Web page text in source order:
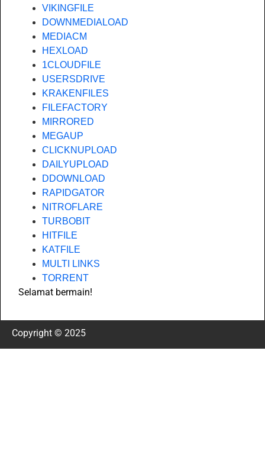
VIKINGFILE
DOWNMEDIALOAD
MEDIACM
HEXLOAD
1CLOUDFILE
USERSDRIVE
KRAKENFILES
FILEFACTORY
MIRRORED
MEGAUP
CLICKNUPLOAD
DAILYUPLOAD
DDOWNLOAD
RAPIDGATOR
NITROFLARE
TURBOBIT
HITFILE
KATFILE
MULTI LINKS
TORRENT
Selamat bermain!
Copyright © 2025